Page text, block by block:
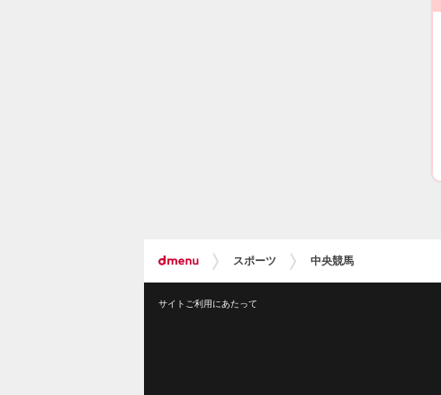
スポーツ 中央競馬
サイトご利用にあたって